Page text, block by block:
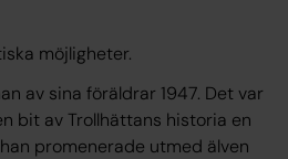
möjligheter.
av sina föräldrar 1947. Det var
bit av Trollhättans historia en
promenerade utmed älven